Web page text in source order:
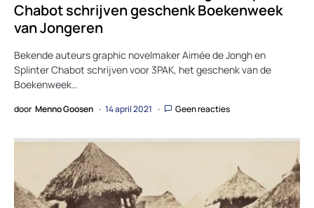
Chabot schrijven geschenk Boekenweek
van Jongeren
Bekende auteurs graphic novelmaker Aimée de Jongh en
Splinter Chabot schrijven voor 3PAK, het geschenk van de
Boekenweek…
door Menno Goosen 14 april 2021 Geen reacties